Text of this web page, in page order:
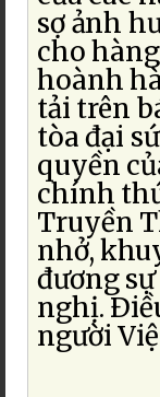
sợ ảnh
cho
hoành
tải trên
tòa đại
quyền
chính
Truyền
nhở,
đương
nghị.
người